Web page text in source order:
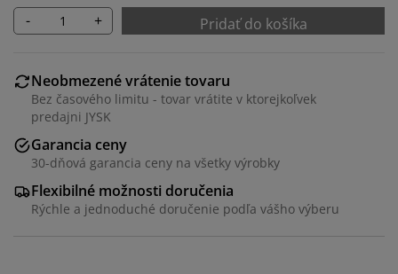
- + Pridať do košíka
Neobmezené vrátenie tovaru
Bez časového limitu - tovar vrátite v ktorejkoľvek
predajni JYSK
Garancia ceny
30-dňová garancia ceny na všetky výrobky
Flexibilné možnosti doručenia
Rýchle a jednoduché doručenie podľa vášho výberu